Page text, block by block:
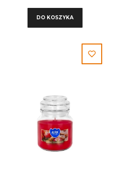
DO KOSZYKA